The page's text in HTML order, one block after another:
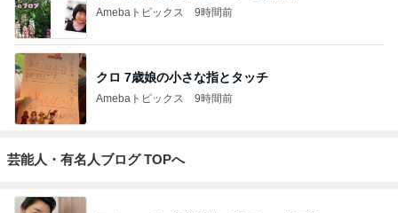
Amebaトピックス 9時間前
クロ 7歳娘の小さな指とタッチ
Amebaトピックス 9時間前
芸能人・有名人ブログ TOPへ